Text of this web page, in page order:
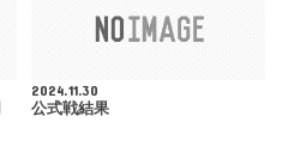
2024.11.30
公式戦結果